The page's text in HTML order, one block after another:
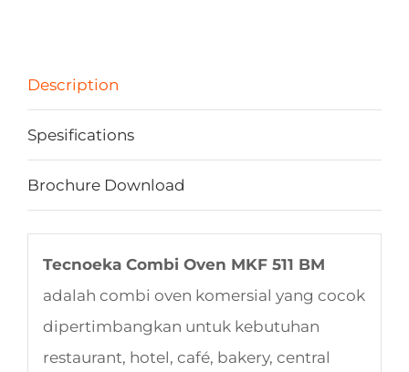
Description
Spesifications
Brochure Download
Tecnoeka Combi Oven MKF 511 BM
adalah combi oven komersial yang cocok
dipertimbangkan untuk kebutuhan
restaurant, hotel, café, bakery, central